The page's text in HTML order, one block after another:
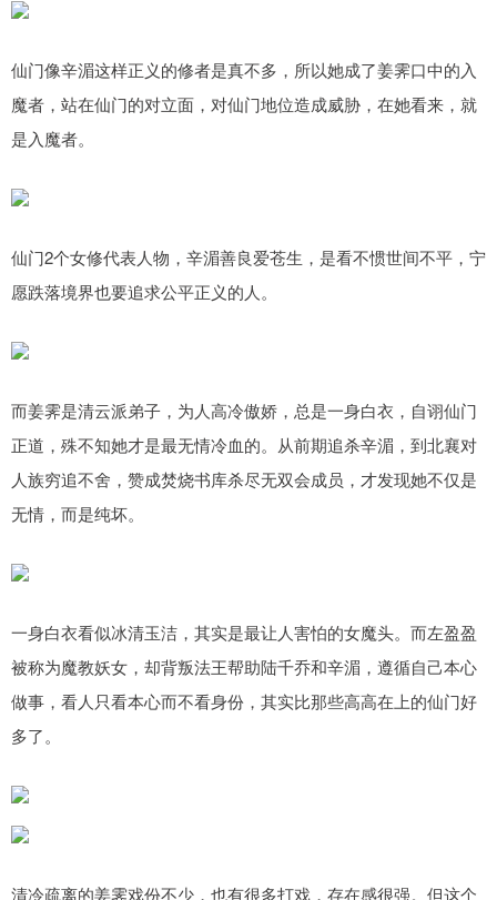
仙门像辛湄这样正义的修者是真不多，所以她成了姜霁口中的入
魔者，站在仙门的对立面，对仙门地位造成威胁，在她看来，就
是入魔者。
仙门2个女修代表人物，辛湄善良爱苍生，是看不惯世间不平，宁
愿跌落境界也要追求公平正义的人。
而姜霁是清云派弟子，为人高冷傲娇，总是一身白衣，自诩仙门
正道，殊不知她才是最无情冷血的。从前期追杀辛湄，到北襄对
人族穷追不舍，赞成焚烧书库杀尽无双会成员，才发现她不仅是
无情，而是纯坏。
一身白衣看似冰清玉洁，其实是最让人害怕的女魔头。而左盈盈
被称为魔教妖女，却背叛法王帮助陆千乔和辛湄，遵循自己本心
做事，看人只看本心而不看身份，其实比那些高高在上的仙门好
多了。
清冷疏离的姜霁戏份不少，也有很多打戏，存在感很强。但这个